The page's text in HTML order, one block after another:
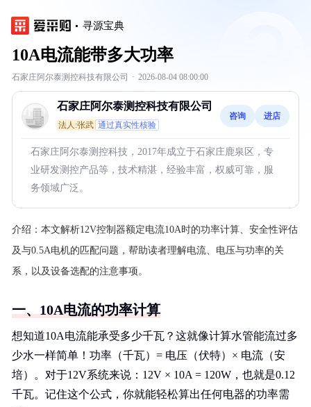
寻源宝典
10A电流能带多大功率
石家庄阿尔泰测控科技有限公司 · 2026-08-04 08:00:00
石家庄阿尔泰测控科技有限公司
法人:张武 通过真实性核验
咨询 进店
石家庄阿尔泰测控科技，2017年成立于石家庄鹿泉区，专
业研发测控产品等，技术精湛，经验丰富，权威可靠，服
务领域广泛。
介绍： 本文解析12V控制器额定电流10A时的功率计算、安全性评估
及与0.5A电机的匹配问题，帮助读者理解电流、电压与功率的关
系，以及设备选配的注意事项。
一、10A电流的功率计算
想知道10A电流能承受多少千瓦？这就像计算水管能流过多
少水一样简单！功率（千瓦）= 电压（伏特）× 电流（安
培）。对于12V系统来说：12V × 10A = 120W，也就是0.12
千瓦。记住这个公式，你就能轻松算出任何电器的功率需